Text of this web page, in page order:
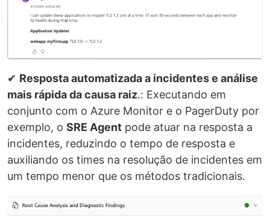
✔ Resposta automatizada a incidentes e análise
mais rápida da causa raiz.: Executando em
conjunto com o Azure Monitor e o PagerDuty por
exemplo, o SRE Agent pode atuar na resposta a
incidentes, reduzindo o tempo de resposta e
auxiliando os times na resolução de incidentes em
um tempo menor que os métodos tradicionais.